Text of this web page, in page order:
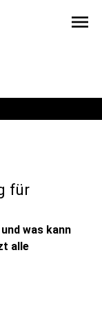
menu
für
was kann
alle